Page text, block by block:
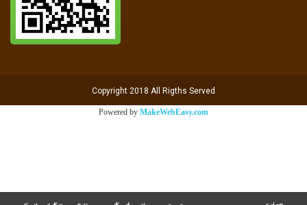
Copyright 2018 All Rigths Served
Powered by MakeWebEasy.com